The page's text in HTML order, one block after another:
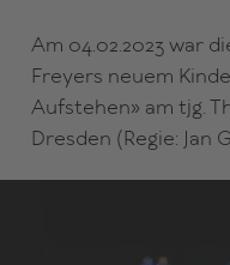
Am 04.02.2023 war
Freyers neuem
Aufstehen» am tjg.
Dresden (Regie: Jan